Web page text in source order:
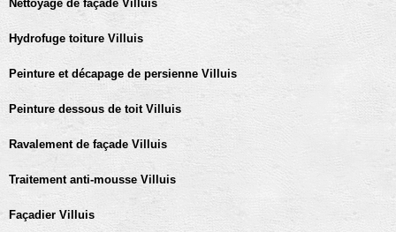
Nettoyage de façade Villuis
Hydrofuge toiture Villuis
Peinture et décapage de persienne Villuis
Peinture dessous de toit Villuis
Ravalement de façade Villuis
Traitement anti-mousse Villuis
Façadier Villuis